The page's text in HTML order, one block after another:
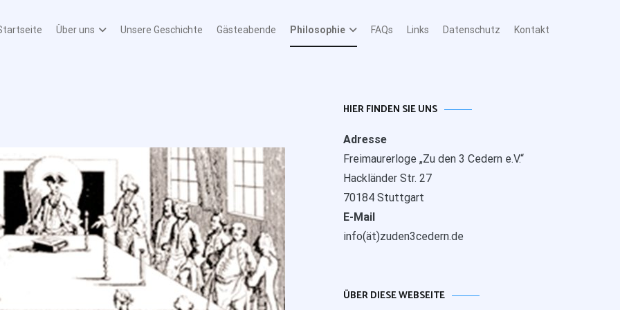
Über uns Unsere Geschichte Gästeabende Philosophie FAQs Links Datenschutz Kontakt
HIER FINDEN SIE UNS
Adresse
Freimaurerloge „Zu den 3 Cedern e.V.“
Hackländer Str. 27
70184 Stuttgart
E-Mail
info(ät)zuden3cedern.de
ÜBER DIESE WEBSEITE